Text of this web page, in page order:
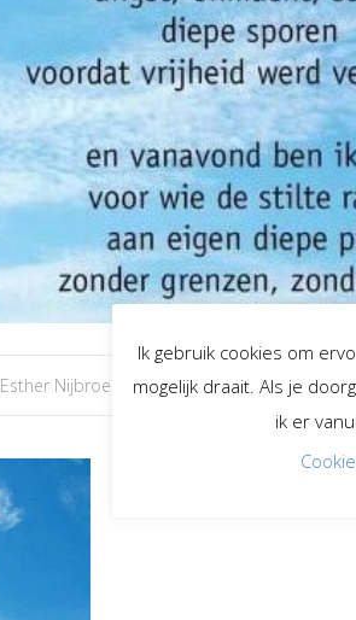
Esther Nijbroek
Ik gebruik cookies om
mogelijk draait. Als je
ik er